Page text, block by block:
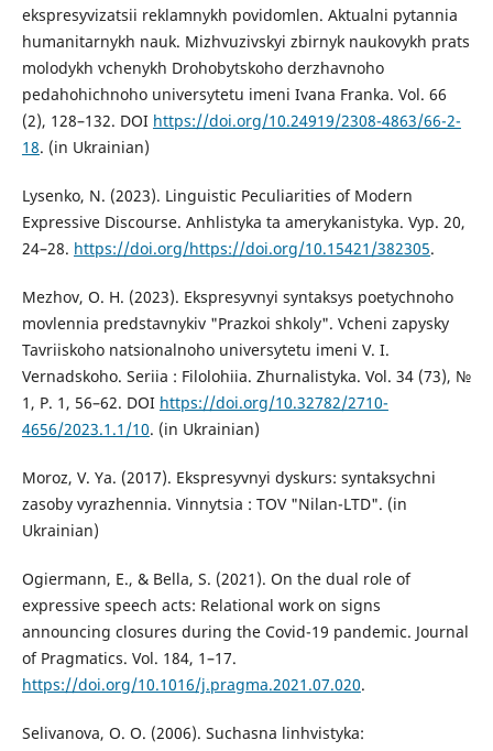
ekspresyvizatsii reklamnykh povidomlen. Aktualni pytannia
humanitarnykh nauk. Mizhvuzivskyi zbirnyk naukovykh prats
molodykh vchenykh Drohobytskoho derzhavnoho
pedahohichnoho universytetu imeni Ivana Franka. Vol. 66
(2), 128–132. DOI https://doi.org/10.24919/2308-4863/66-2-
18. (in Ukrainian)
Lysenko, N. (2023). Linguistic Peculiarities of Modern
Expressive Discourse. Anhlistyka ta amerykanistyka. Vyp. 20,
24–28. https://doi.org/https://doi.org/10.15421/382305.
Mezhov, O. H. (2023). Ekspresyvnyi syntaksys poetychnoho
movlennia predstavnykiv "Prazkoi shkoly". Vcheni zapysky
Tavriiskoho natsionalnoho universytetu imeni V. I.
Vernadskoho. Seriia : Filolohiia. Zhurnalistyka. Vol. 34 (73), №
1, P. 1, 56–62. DOI https://doi.org/10.32782/2710-
4656/2023.1.1/10. (in Ukrainian)
Moroz, V. Ya. (2017). Ekspresyvnyi dyskurs: syntaksychni
zasoby vyrazhennia. Vinnytsia : TOV "Nilan-LTD". (in
Ukrainian)
Ogiermann, E., & Bella, S. (2021). On the dual role of
expressive speech acts: Relational work on signs
announcing closures during the Covid-19 pandemic. Journal
of Pragmatics. Vol. 184, 1–17.
https://doi.org/10.1016/j.pragma.2021.07.020.
Selivanova, O. O. (2006). Suchasna linhvistyka: